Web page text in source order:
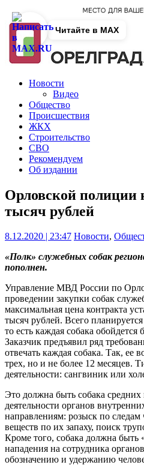
Новости
Видео
Общество
Происшествия
ЖКХ
Строительство
СВО
Рекомендуем
Об издании
Орловской полиции
тысяч рублей
8.12.2020 | 23:47 Новости,
«Полк» служебных собак
пополнен.
Управление МВД России по
проведении закупки собак
максимальная цена контракта
тысяч рублей. Всего
то есть каждая собака
Заказчик предъявил ряд
отвечать каждая собака. Так, ее
трех, но и не более 12 месяцев.
деятельности: сангвиник или
Это должна быть собака
деятельности органов
направлениям: розыск по следам
веществ по их запаху, поиск
Кроме того, собака должна быть
нападения на сотрудника
обозначению и удержанию
Читайте в MAX